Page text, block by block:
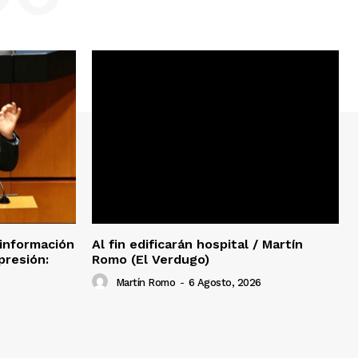
Al fin edificarán hospital / Martín
Romo (El Verdugo)
Martín Romo - 6 Agosto, 2026